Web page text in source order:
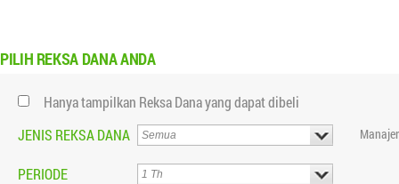
PILIH REKSA DANA ANDA
Hanya tampilkan Reksa Dana yang dapat dibeli
JENIS REKSA DANA
PERIODE